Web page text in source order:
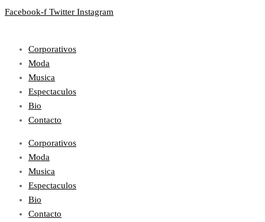
Facebook-f Twitter Instagram
Corporativos
Moda
Musica
Espectaculos
Bio
Contacto
Corporativos
Moda
Musica
Espectaculos
Bio
Contacto